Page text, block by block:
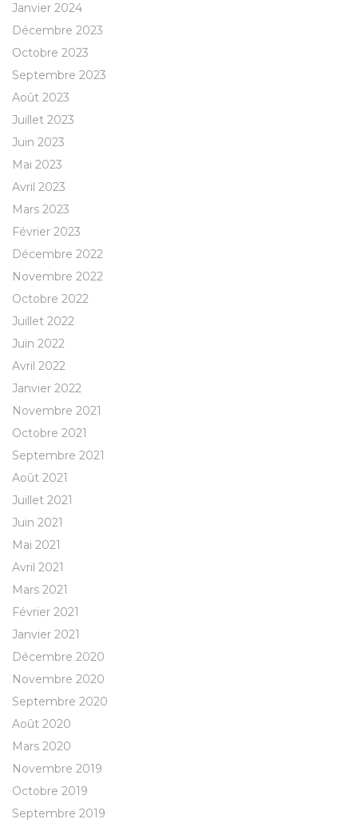
Janvier 2024
Décembre 2023
Octobre 2023
Septembre 2023
Août 2023
Juillet 2023
Juin 2023
Mai 2023
Avril 2023
Mars 2023
Février 2023
Décembre 2022
Novembre 2022
Octobre 2022
Juillet 2022
Juin 2022
Avril 2022
Janvier 2022
Novembre 2021
Octobre 2021
Septembre 2021
Août 2021
Juillet 2021
Juin 2021
Mai 2021
Avril 2021
Mars 2021
Février 2021
Janvier 2021
Décembre 2020
Novembre 2020
Septembre 2020
Août 2020
Mars 2020
Novembre 2019
Octobre 2019
Septembre 2019